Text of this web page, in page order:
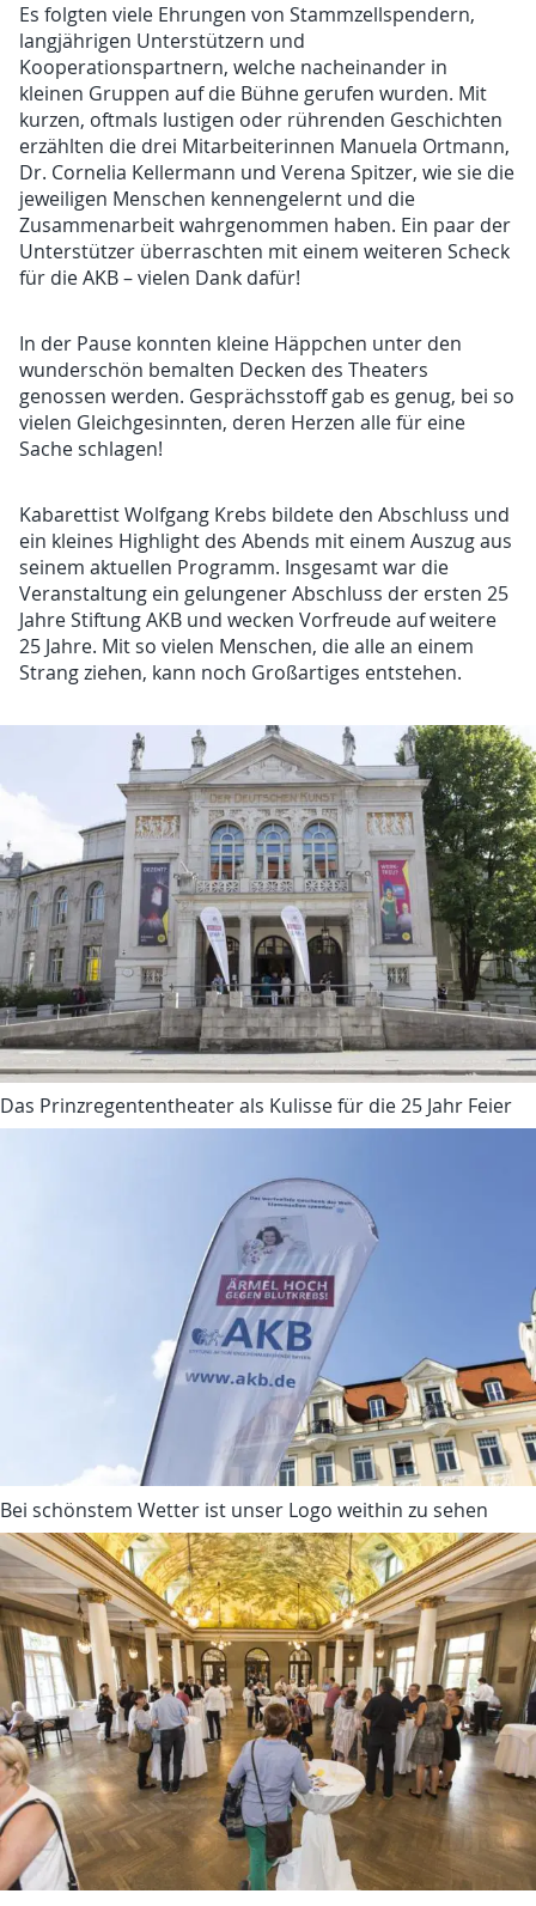
Es folgten viele Ehrungen von Stammzellspendern,
langjährigen Unterstützern und
Kooperationspartnern, welche nacheinander in
kleinen Gruppen auf die Bühne gerufen wurden. Mit
kurzen, oftmals lustigen oder rührenden Geschichten
erzählten die drei Mitarbeiterinnen Manuela Ortmann,
Dr. Cornelia Kellermann und Verena Spitzer, wie sie die
jeweiligen Menschen kennengelernt und die
Zusammenarbeit wahrgenommen haben. Ein paar der
Unterstützer überraschten mit einem weiteren Scheck
für die AKB – vielen Dank dafür!
In der Pause konnten kleine Häppchen unter den
wunderschön bemalten Decken des Theaters
genossen werden. Gesprächsstoff gab es genug, bei so
vielen Gleichgesinnten, deren Herzen alle für eine
Sache schlagen!
Kabarettist Wolfgang Krebs bildete den Abschluss und
ein kleines Highlight des Abends mit einem Auszug aus
seinem aktuellen Programm. Insgesamt war die
Veranstaltung ein gelungener Abschluss der ersten 25
Jahre Stiftung AKB und wecken Vorfreude auf weitere
25 Jahre. Mit so vielen Menschen, die alle an einem
Strang ziehen, kann noch Großartiges entstehen.
Das Prinzregententheater als Kulisse für die 25 Jahr Feier
Bei schönstem Wetter ist unser Logo weithin zu sehen